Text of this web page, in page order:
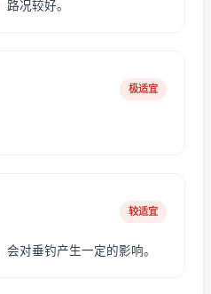
况较好。
极适宜
较适宜
对垂钓产生一定的影响。